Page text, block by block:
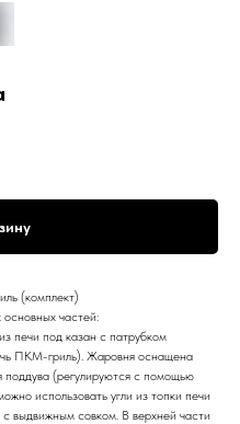
(комплект)
основных частей:
печи под казан с патрубком
ПКМ-гриль). Жаровня оснащена
поддува (регулируются с помощью
использовать угли из топки печи
выдвижным совком. В верхней части